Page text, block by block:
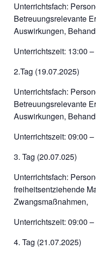
Unterrichtsfach:
Betreuungsrelevante
Auswirkungen,
Unterrichtszeit: 13:00
2.Tag (19.07.2025)
Unterrichtsfach:
Betreuungsrelevante
Auswirkungen,
Unterrichtszeit: 09:00
3. Tag (20.07.025)
Unterrichtsfach:
freiheitsentziehende
Zwangsmaßnahmen,
Unterrichtszeit: 09:00
4. Tag (21.07.2025)